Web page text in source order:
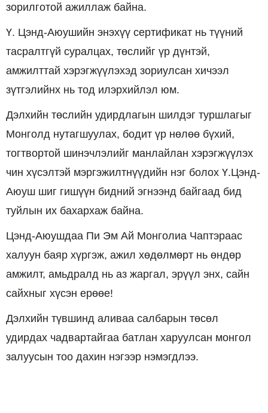
зорилготой ажиллаж байна.
Ү. Цэнд-Аюушийн энэхүү сертификат нь түүний
тасралтгүй суралцах, төслийг үр дүнтэй,
амжилттай хэрэгжүүлэхэд зориулсан хичээл
зүтгэлийнх нь тод илэрхийлэл юм.
Дэлхийн төслийн удирдлагын шилдэг туршлагыг
Монголд нутагшуулах, бодит үр нөлөө бүхий,
тогтвортой шинэчлэлийг манлайлан хэрэгжүүлэх
чин хүсэлтэй мэргэжилтнүүдийн нэг болох Ү.Цэнд-
Аюуш шиг гишүүн бидний эгнээнд байгаад бид
туйлын их бахархаж байна.
Цэнд-Аюушдаа Пи Эм Ай Монголиа Чаптэраас
халуун баяр хүргэж, ажил хөдөлмөрт нь өндөр
амжилт, амьдралд нь аз жаргал, эрүүл энх, сайн
сайхныг хүсэн ерөөе!
Дэлхийн түвшинд аливаа салбарын төсөл
удирдах чадвартайгаа батлан харуулсан монгол
залуусын тоо дахин нэгээр нэмэгдлээ.